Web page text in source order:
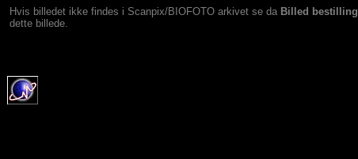
Hvis billedet ikke findes i Scanpix/BIOFOTO arkivet se da Billed bestilling
dette billede.